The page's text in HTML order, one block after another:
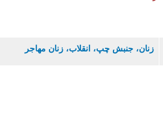
زنان، جنبش چپ، انقلاب، زنان مهاجر